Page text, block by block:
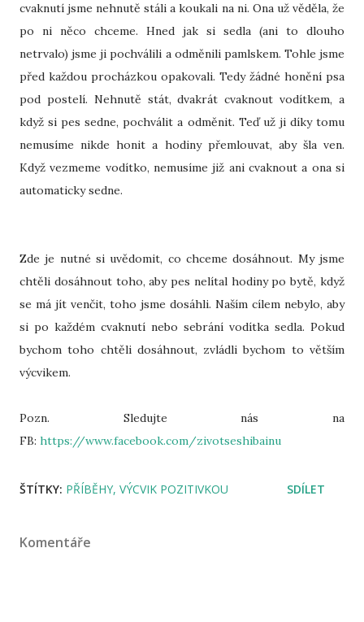
cvaknutí jsme nehnutě stáli a koukali na ni. Ona už věděla, že
po ni něco chceme. Hned jak si sedla (ani to dlouho
netrvalo) jsme ji pochválili a odměnili pamlskem. Tohle jsme
před každou procházkou opakovali. Tedy žádné honění psa
pod postelí. Nehnutě stát, dvakrát cvaknout vodítkem, a
když si pes sedne, pochválit a odměnit. Teď už ji díky tomu
nemusíme nikde honit a hodiny přemlouvat, aby šla ven.
Když vezmeme vodítko, nemusíme již ani cvaknout a ona si
automaticky sedne.
Zde je nutné si uvědomit, co chceme dosáhnout. My jsme
chtěli dosáhnout toho, aby pes nelítal hodiny po bytě, když
se má jít venčit, toho jsme dosáhli. Naším cílem nebylo, aby
si po každém cvaknutí nebo sebrání vodítka sedla. Pokud
bychom toho chtěli dosáhnout, zvládli bychom to větším
výcvikem.
Pozn. Sledujte nás na
FB: https://www.facebook.com/zivotseshibainu
ŠTÍTKY: PŘÍBĚHY VÝCVIK POZITIVKOU SDÍLET
Komentáře